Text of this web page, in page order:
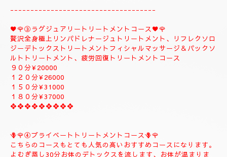
❖❖❖❖❖❖❖❖
②✨🌻メンテナンストリートメントコース🌻✨
大人のお客様のご自分のお体メンテナンストリートメントコース
になります。
全身極上リンパドレナージュトリートメント、リフレクソロジー
デトックストリートメント、フィシャルマッサージ＆パックよむ
ぎ蒸しトリートメント疲労回復トリートメントコース
９０分¥22000
------------------------------------